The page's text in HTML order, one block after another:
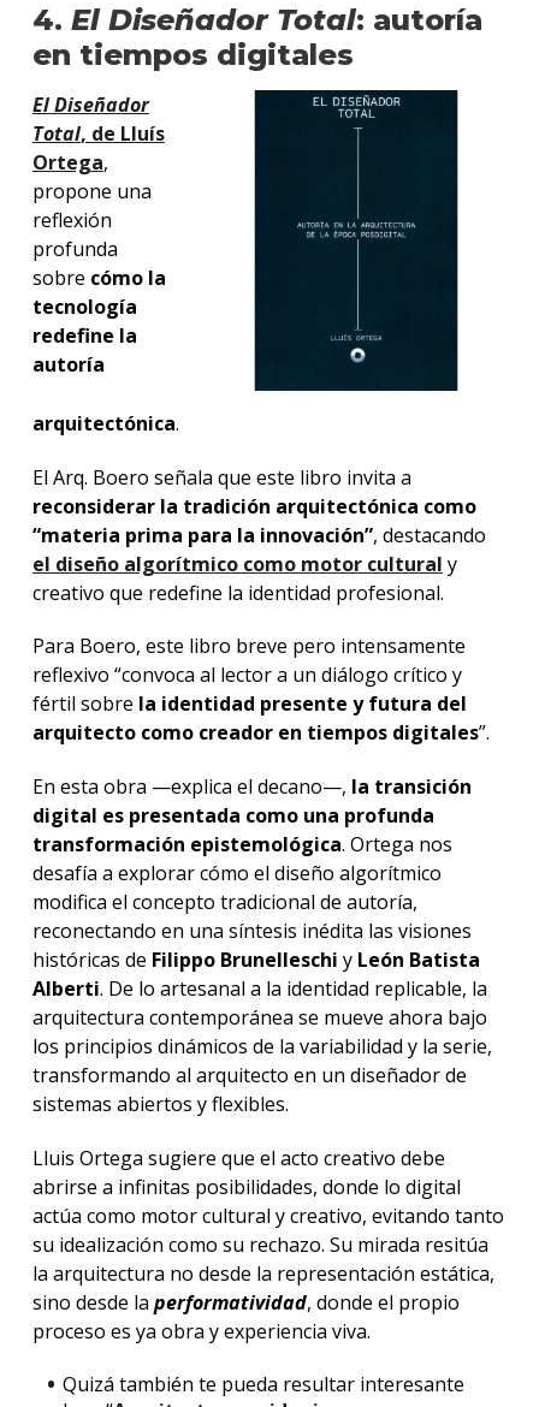
4. El Diseñador Total: autoría
en tiempos digitales
El Diseñador
Total, de Lluís
Ortega,
propone una
reflexión
profunda
sobre cómo la
tecnología
redefine la
autoría
arquitectónica.
El Arq. Boero señala que este libro invita a
reconsiderar la tradición arquitectónica como
“materia prima para la innovación”, destacando
el diseño algorítmico como motor cultural y
creativo que redefine la identidad profesional.
Para Boero, este libro breve pero intensamente
reflexivo “convoca al lector a un diálogo crítico y
fértil sobre la identidad presente y futura del
arquitecto como creador en tiempos digitales”.
En esta obra —explica el decano—, la transición
digital es presentada como una profunda
transformación epistemológica. Ortega nos
desafía a explorar cómo el diseño algorítmico
modifica el concepto tradicional de autoría,
reconectando en una síntesis inédita las visiones
históricas de Filippo Brunelleschi y León Batista
Alberti. De lo artesanal a la identidad replicable, la
arquitectura contemporánea se mueve ahora bajo
los principios dinámicos de la variabilidad y la serie,
transformando al arquitecto en un diseñador de
sistemas abiertos y flexibles.
Lluis Ortega sugiere que el acto creativo debe
abrirse a infinitas posibilidades, donde lo digital
actúa como motor cultural y creativo, evitando tanto
su idealización como su rechazo. Su mirada resitúa
la arquitectura no desde la representación estática,
sino desde la performatividad, donde el propio
proceso es ya obra y experiencia viva.
Quizá también te pueda resultar interesante